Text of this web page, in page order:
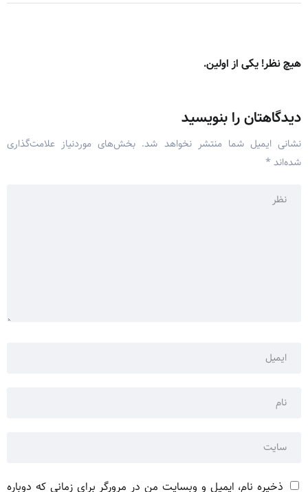
هیچ نظر! یکی از اولین.
دیدگاهتان را بنویسید
نشانی ایمیل شما منتشر نخواهد شد. بخش‌های موردنیاز علامت‌گذاری
شده‌اند *
ذخیره نام، ایمیل و وبسایت من در مرورگر برای زمانی که دوباره